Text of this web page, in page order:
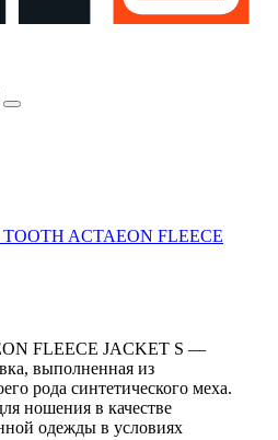
TOOTH ACTAEON FLEECE
FLEECE JACKET S —
выполненная из
рода синтетического меха.
ношения в качестве
одежды в условиях